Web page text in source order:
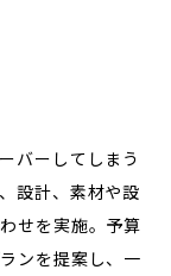
バーしてしまう
設計、素材や設
せを実施。予算
ンを提案し、一